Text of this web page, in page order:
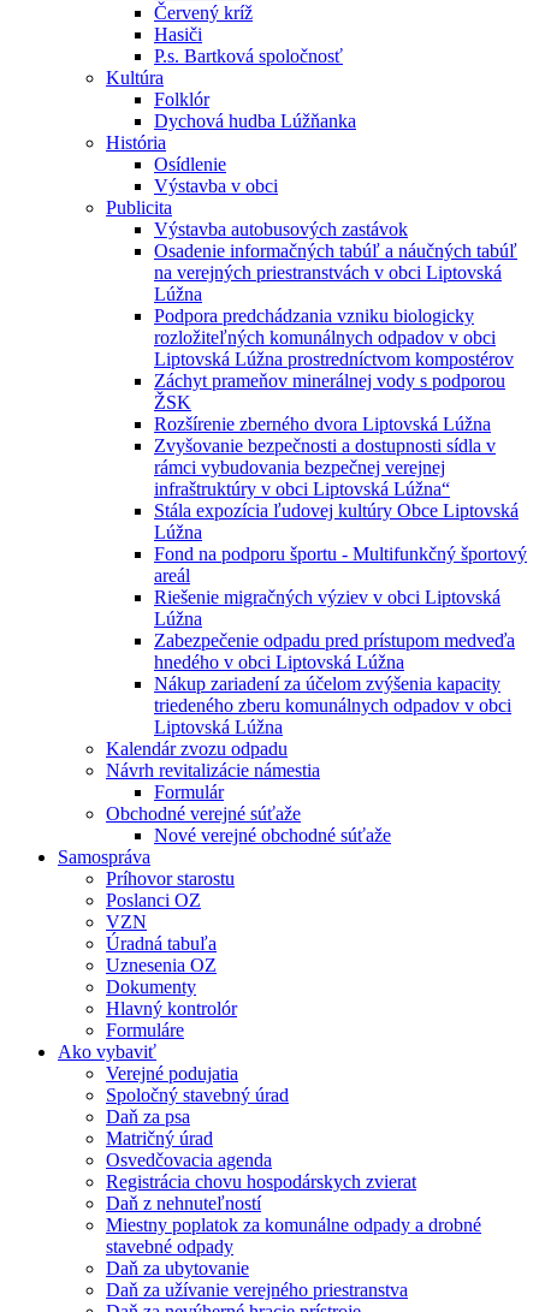
Červený kríž
Hasiči
P.s. Bartková spoločnosť
Kultúra
Folklór
Dychová hudba Lúžňanka
História
Osídlenie
Výstavba v obci
Publicita
Výstavba autobusových zastávok
Osadenie informačných tabúľ a náučných tabúľ
na verejných priestranstvách v obci Liptovská
Lúžna
Podpora predchádzania vzniku biologicky
rozložiteľných komunálnych odpadov v obci
Liptovská Lúžna prostredníctvom kompostérov
Záchyt prameňov minerálnej vody s podporou
ŽSK
Rozšírenie zberného dvora Liptovská Lúžna
Zvyšovanie bezpečnosti a dostupnosti sídla v
rámci vybudovania bezpečnej verejnej
infraštruktúry v obci Liptovská Lúžna“
Stála expozícia ľudovej kultúry Obce Liptovská
Lúžna
Fond na podporu športu - Multifunkčný športový
areál
Riešenie migračných výziev v obci Liptovská
Lúžna
Zabezpečenie odpadu pred prístupom medveďa
hnedého v obci Liptovská Lúžna
Nákup zariadení za účelom zvýšenia kapacity
triedeného zberu komunálnych odpadov v obci
Liptovská Lúžna
Kalendár zvozu odpadu
Návrh revitalizácie námestia
Formulár
Obchodné verejné súťaže
Nové verejné obchodné súťaže
Samospráva
Príhovor starostu
Poslanci OZ
VZN
Úradná tabuľa
Uznesenia OZ
Dokumenty
Hlavný kontrolór
Formuláre
Ako vybaviť
Verejné podujatia
Spoločný stavebný úrad
Daň za psa
Matričný úrad
Osvedčovacia agenda
Registrácia chovu hospodárskych zvierat
Daň z nehnuteľností
Miestny poplatok za komunálne odpady a drobné
stavebné odpady
Daň za ubytovanie
Daň za užívanie verejného priestranstva